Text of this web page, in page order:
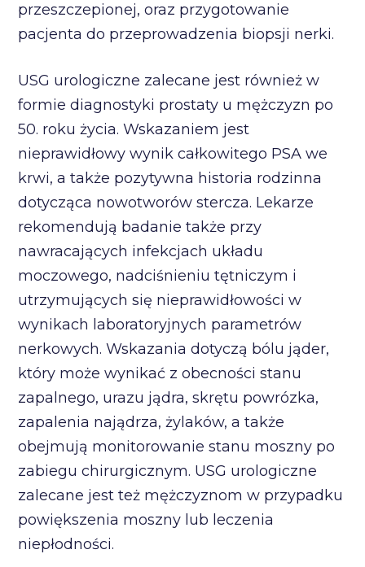
przeszczepionej, oraz przygotowanie
pacjenta do przeprowadzenia biopsji nerki.
USG urologiczne zalecane jest również w
formie diagnostyki prostaty u mężczyzn po
50. roku życia. Wskazaniem jest
nieprawidłowy wynik całkowitego PSA we
krwi, a także pozytywna historia rodzinna
dotycząca nowotworów stercza. Lekarze
rekomendują badanie także przy
nawracających infekcjach układu
moczowego, nadciśnieniu tętniczym i
utrzymujących się nieprawidłowości w
wynikach laboratoryjnych parametrów
nerkowych. Wskazania dotyczą bólu jąder,
który może wynikać z obecności stanu
zapalnego, urazu jądra, skrętu powrózka,
zapalenia najądrza, żylaków, a także
obejmują monitorowanie stanu moszny po
zabiegu chirurgicznym. USG urologiczne
zalecane jest też mężczyznom w przypadku
powiększenia moszny lub leczenia
niepłodności.